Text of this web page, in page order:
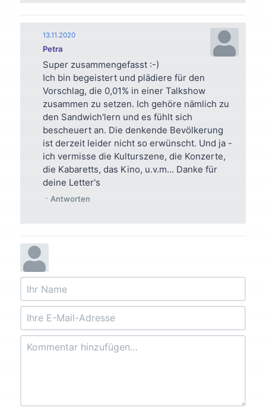
Petra
13.11.2020
Super zusammengefasst :-)
Ich bin begeistert und plädiere für den
Vorschlag, die 0,01% in einer Talkshow
zusammen zu setzen. Ich gehöre nämlich zu
den Sandwich'lern und es fühlt sich
bescheuert an. Die denkende Bevölkerung
ist derzeit leider nicht so erwünscht. Und ja -
ich vermisse die Kulturszene, die Konzerte,
die Kabaretts, das Kino, u.v.m... Danke für
deine Letter's
Antworten